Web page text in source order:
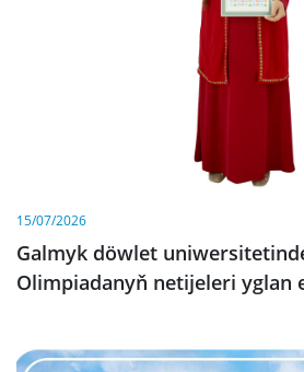
15/07/2026
Galmyk döwlet
Olimpiadanyň netijeleri yglan